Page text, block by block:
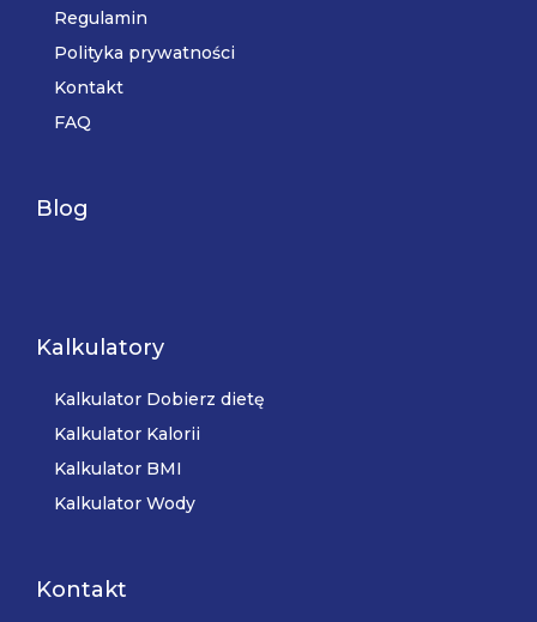
Regulamin
Polityka prywatności
Kontakt
FAQ
Blog
Kalkulatory
Kalkulator Dobierz dietę
Kalkulator Kalorii
Kalkulator BMI
Kalkulator Wody
Kontakt